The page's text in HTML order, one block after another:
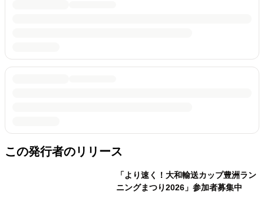
この発行者のリリース
「より速く！大和輸送カップ豊洲ラン
ニングまつり2026」参加者募集中